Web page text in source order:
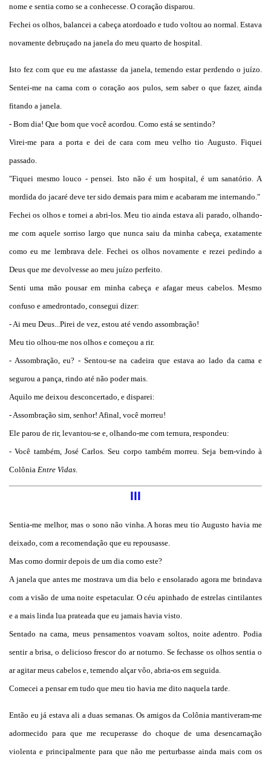
nome e sentia como se a conhecesse. O coração disparou.
Fechei os olhos, balancei a cabeça atordoado e tudo voltou ao normal. Estava
novamente debruçado na janela do meu quarto de hospital.
Isto fez com que eu me afastasse da janela, temendo estar perdendo o juízo.
Sentei-me na cama com o coração aos pulos, sem saber o que fazer, ainda
fitando a janela.
- Bom dia! Que bom que você acordou. Como está se sentindo?
Virei-me para a porta e dei de cara com meu velho tio Augusto. Fiquei
passado.
"Fiquei mesmo louco - pensei. Isto não é um hospital, é um sanatório. A
mordida do jacaré deve ter sido demais para mim e acabaram me internando."
Fechei os olhos e tornei a abri-los. Meu tio ainda estava ali parado, olhando-
me com aquele sorriso largo que nunca saiu da minha cabeça, exatamente
como eu me lembrava dele. Fechei os olhos novamente e rezei pedindo a
Deus que me devolvesse ao meu juízo perfeito.
Senti uma mão pousar em minha cabeça e afagar meus cabelos. Mesmo
confuso e amedrontado, consegui dizer:
- Ai meu Deus...Pirei de vez, estou até vendo assombração!
Meu tio olhou-me nos olhos e começou a rir.
- Assombração, eu? - Sentou-se na cadeira que estava ao lado da cama e
segurou a pança, rindo até não poder mais.
Aquilo me deixou desconcertado, e disparei:
- Assombração sim, senhor! Afinal, você morreu!
Ele parou de rir, levantou-se e, olhando-me com ternura, respondeu:
- Você também, José Carlos. Seu corpo também morreu. Seja bem-vindo à
Colônia Entre Vidas
III
Sentia-me melhor, mas o sono não vinha. A horas meu tio Augusto havia me
deixado, com a recomendação que eu repousasse.
Mas como dormir depois de um dia como este?
A janela que antes me mostrava um dia belo e ensolarado agora me brindava
com a visão de uma noite espetacular. O céu apinhado de estrelas cintilantes
e a mais linda lua prateada que eu jamais havia visto.
Sentado na cama, meus pensamentos voavam soltos, noite adentro. Podia
sentir a brisa, o delicioso frescor do ar noturno. Se fechasse os olhos sentia o
ar agitar meus cabelos e, temendo alçar vôo, abria-os em seguida.
Comecei a pensar em tudo que meu tio havia me dito naquela tarde.
Então eu já estava ali a duas semanas. Os amigos da Colônia mantiveram-me
adormecido para que me recuperasse do choque de uma desencarnação
violenta e principalmente para que não me perturbasse ainda mais com os